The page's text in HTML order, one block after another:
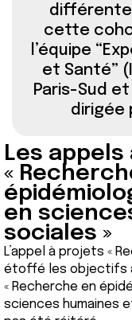
cette
l’équipe
et Santé”
Paris-Sud
dirigée
Les
«
en
sociales »
L’appel à projets «
étoffé les objectifs
« Recherche en
sciences humaines